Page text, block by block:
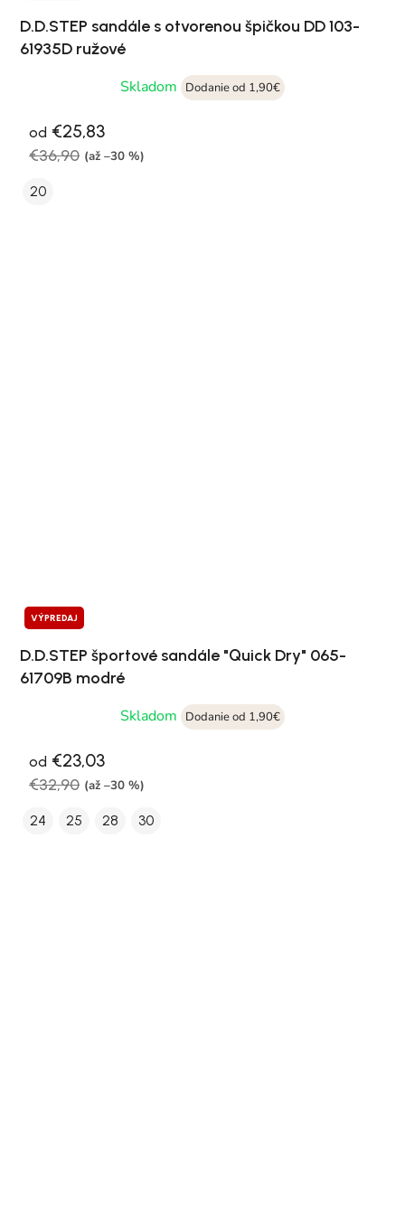
D.D.STEP sandále s otvorenou špičkou DD 103-
61935D ružové
Skladom
Dodanie od 1,90€
od €25,83
€36,90 (až –30 %)
20
VÝPREDAJ
D.D.STEP športové sandále "Quick Dry" 065-
61709B modré
Skladom
Dodanie od 1,90€
od €23,03
€32,90 (až –30 %)
24 25 28 30